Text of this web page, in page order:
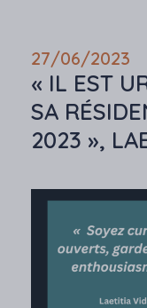
27/06/2023
« IL EST
SA
2023 »,